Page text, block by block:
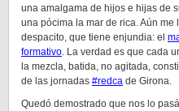
una amalgama de hijos e hijas de
una pócima la mar de rica. Aún me
despacito, que tiene enjundia: el
formativo. La verdad es que cada
la mezcla, batida, no agitada,
de las jornadas #redca de Girona.
Quedó demostrado que nos lo